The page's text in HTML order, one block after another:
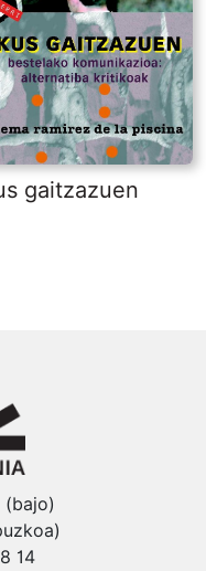
gaitzazuen
(bajo)
14